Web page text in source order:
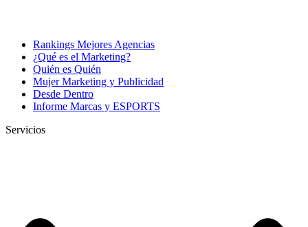
Rankings Mejores Agencias
¿Qué es el Marketing?
Quién es Quién
Mujer Marketing y Publicidad
Desde Dentro
Informe Marcas y ESPORTS
Servicios